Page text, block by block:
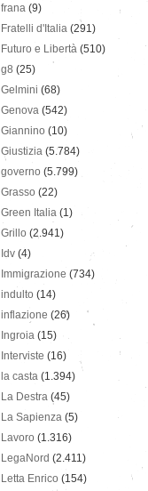
frana (9)
Fratelli d'Italia (291)
Futuro e Libertà (510)
g8 (25)
Gelmini (68)
Genova (542)
Giannino (10)
Giustizia (5.784)
governo (5.799)
Grasso (22)
Green Italia (1)
Grillo (2.941)
Idv (4)
Immigrazione (734)
indulto (14)
inflazione (26)
Ingroia (15)
Interviste (16)
la casta (1.394)
La Destra (45)
La Sapienza (5)
Lavoro (1.316)
LegaNord (2.411)
Letta Enrico (154)